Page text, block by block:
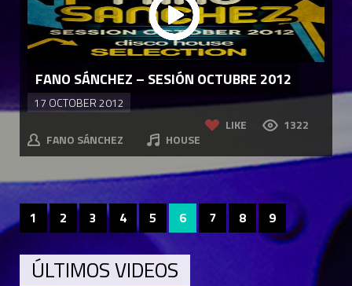
LIKE 1322
FANO SÁNCHEZ – SESIÓN OCTUBRE 2012
17 OCTOBER 2012
FANO SÁNCHEZ HOUSE
1 2 3 4 5 6 7 8 9
ÚLTIMOS VIDEOS